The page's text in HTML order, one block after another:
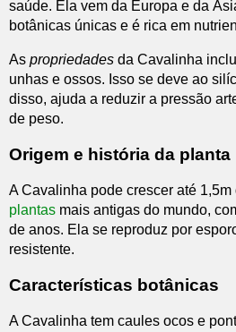
saúde. Ela vem da Europa e da
botânicas únicas e é rica em
As propriedades da Cavalinha
unhas e ossos. Isso se deve ao
disso, ajuda a reduzir a pressão
de peso.
Origem e história da planta
A Cavalinha pode crescer até
plantas mais antigas do mundo,
de anos. Ela se reproduz por
resistente.
Características botânicas
A Cavalinha tem caules ocos e